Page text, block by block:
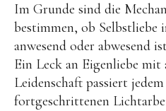
Im Grunde sind die
bestimmen, ob Selbstliebe
anwesend oder abwesend
Ein Leck an Eigenliebe
Leidenschaft passiert
fortgeschrittenen